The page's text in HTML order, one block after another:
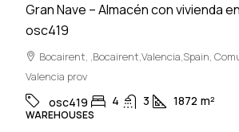
Gran Nave – Almacén con vivienda
osc419
Bocairent, ,Bocairent,Valencia,Spain,
Valencia prov
osc419 4 3 1872 m²
WAREHOUSES